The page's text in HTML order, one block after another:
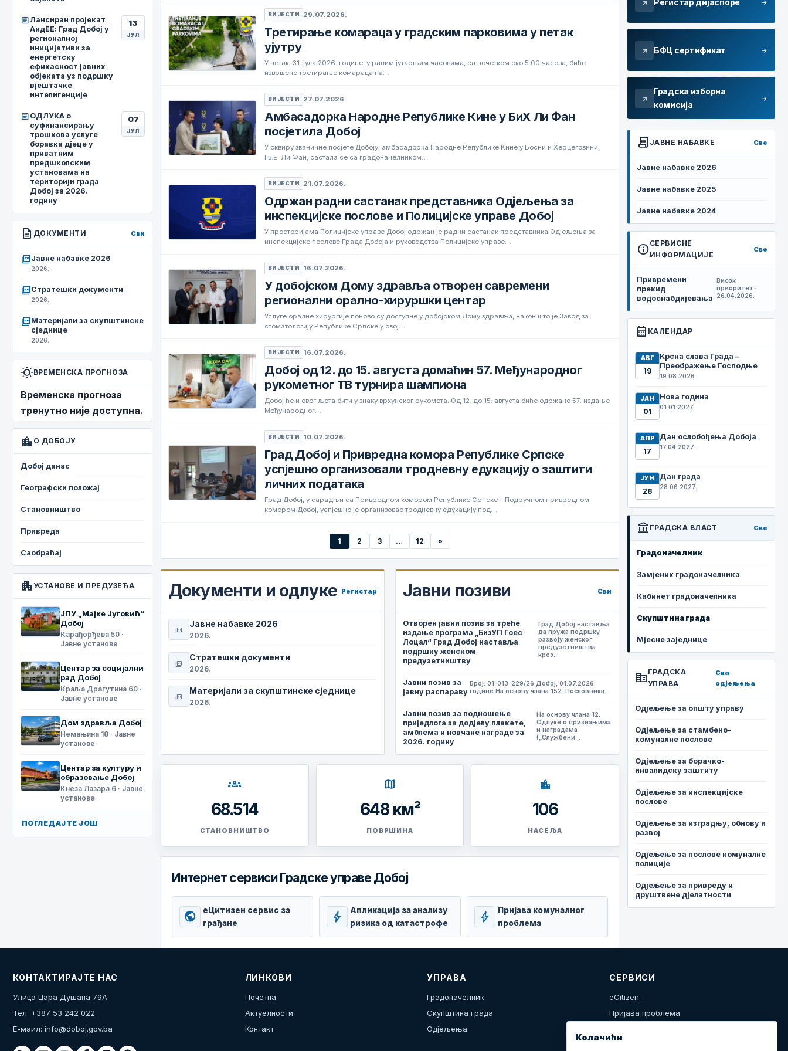
article Лансиран пројекат
АидЕЕ: Град Добој у
регионалној
иницијативи за
енергетску
ефикасност јавних
објеката уз подршку
вјештачке
интелигенције
13
ЈУЛ
article ОДЛУКА о
суфинансирању
трошкова услуге
боравка дјеце у
приватним
предшколским
установама на
територији града
Добој за 2026.
годину
07
ЈУЛ
description ДОКУМЕНТИ Сви
picture_as_pdfЈавне набавке 2026
2026.
picture_as_pdfСтратешки документи
2026.
picture_as_pdfМатеријали за скупштинске
сједнице
2026.
wb_sunnyВРЕМЕНСКА ПРОГНОЗА
Временска прогноза
тренутно није доступна.
location_city О ДОБОЈУ
Добој данас
Географски положај
Становништво
Привреда
Саобраћај
apartment УСТАНОВЕ И ПРЕДУЗЕЋА
ЈПУ „Мајке Југовић“
Добој
Карађорђева 50 ·
Јавне установе
Центар за социјални
рад Добој
Краља Драгутина 60 ·
Јавне установе
Дом здравља Добој
Немањина 18 · Јавне
установе
Центар за културу и
образовање Добој
Кнеза Лазара 6 · Јавне
установе
ПОГЛЕДАЈТЕ ЈОШ
ВИЈЕСТИ 29.07.2026.
Третирање комараца у градским парковима у петак
ујутру
У петак, 31. јула 2026. године, у раним јутарњим часовима, са почетком око 5.00 часова, биће
извршено третирање комараца на…
ВИЈЕСТИ 27.07.2026.
Амбасадорка Народне Републике Кине у БиХ Ли Фан
посјетила Добој
У оквиру званичне посјете Добоју, амбасадорка Народне Републике Кине у Босни и Херцеговини,
Њ.Е. Ли Фан, састала се са градоначелником…
ВИЈЕСТИ 21.07.2026.
Одржан радни састанак представника Одјељења за
инспекцијске послове и Полицијске управе Добој
У просторијама Полицијске управе Добој одржан је радни састанак представника Одјељења за
инспекцијске послове Града Добоја и руководства Полицијске управе…
ВИЈЕСТИ 16.07.2026.
У добојском Дому здравља отворен савремени
регионални орално-хируршки центар
Услуге оралне хирургије поново су доступне у добојском Дому здравља, након што је Завод за
стоматологију Републике Српске у овој…
ВИЈЕСТИ 16.07.2026.
Добој од 12. до 15. августа домаћин 57. Међународног
рукометног ТВ турнира шампиона
Добој ће и овог љета бити у знаку врхунског рукомета. Од 12. до 15. августа биће одржано 57. издање
Међународног…
ВИЈЕСТИ 10.07.2026.
Град Добој и Привредна комора Републике Српске
успјешно организовали тродневну едукацију о заштити
личних података
Град Добој, у сарадњи са Привредном комором Републике Српске – Подручном привредном
комором Добој, успјешно је организовао тродневну едукацију под…
1 2 3 … 12 »
Документи и одлуке Регистар
picture_as_pdf
Јавне набавке 2026
2026.
picture_as_pdf
Стратешки документи
2026.
picture_as_pdf
Материјали за скупштинске сједнице
2026.
Јавни позиви Сви
Отворен јавни позив за треће
издање програма „БизУП Гоес
Лоцал“ Град Добој наставља
подршку женском
предузетништву
Град Добој наставља
да пружа подршку
развоју женског
предузетништва
кроз…
Јавни позив за
јавну распараву
Број: 01-013-229/26 Добој, 01.07.2026.
године На основу члана 152. Пословника…
Јавни позив за подношење
приједлога за додјелу плакете,
амблема и новчане награде за
2026. годину
На основу члана 12.
Одлуке о признањима
и наградама
(„Службени…
groups
68.514
СТАНОВНИШТВО
map
648 км²
ПОВРШИНА
location_city
106
НАСЕЉА
Интернет сервиси Градске управе Добој
public
еЦитизен сервис за
грађане
bolt
Апликација за анализу
ризика од катастрофе
bolt
Пријава комуналног
проблема
arrow_outward arrow_forward
arrow_outward БФЦ сертификат arrow_forward
arrow_outward
Градска изборна
комисија
arrow_forward
contract ЈАВНЕ НАБАВКЕ Све
Јавне набавке 2026
Јавне набавке 2025
Јавне набавке 2024
infoСЕРВИСНЕ
ИНФОРМАЦИЈЕ
Све
Привремени
прекид
водоснабдијевања
Висок
приоритет ·
26.04.2026.
calendar_month КАЛЕНДАР
АВГ
19
Крсна слава Града –
Преображење Господње
19.08.2026.
ЈАН
01
Нова година
01.01.2027.
АПР
17
Дан ослобођења Добоја
17.04.2027.
ЈУН
28
Дан града
28.06.2027.
account_balance ГРАДСКА ВЛАСТ Све
Градоначелник
Замјеник градоначелника
Кабинет градоначелника
Скупштина града
Мјесне заједнице
corporate_fare ГРАДСКА
УПРАВА
Сва
одјељења
Одјељење за општу управу
Одјељење за стамбено-
комуналне послове
Одјељење за борачко-
инвалидску заштиту
Одјељење за инспекцијске
послове
Одјељење за изградњу, обнову и
развој
Одјељење за послове комуналне
полиције
Одјељење за привреду и
друштвене дјелатности
КОНТАКТИРАЈТЕ НАС
Улица Цара Душана 79А
Тел: +387 53 242 022
Е-маил: info@doboj.gov.ba
ЛИНКОВИ
Почетна
Актуелности
Контакт
УПРАВА
Градоначелник
Скупштина града
Одјељења
СЕРВИСИ
eCitizen
Пријава проблема
Колачићи